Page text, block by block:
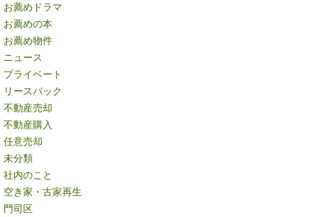
お薦めドラマ
お薦めの本
お薦め物件
ニュース
プライベート
リースバック
不動産売却
不動産購入
任意売却
未分類
社内のこと
空き家・古家再生
門司区